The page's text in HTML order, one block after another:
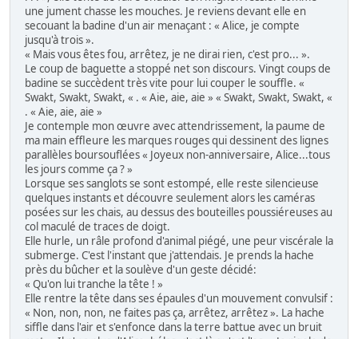
une jument chasse les mouches. Je reviens devant elle en
secouant la badine d'un air menaçant : « Alice, je compte
jusqu'à trois ».
« Mais vous êtes fou, arrêtez, je ne dirai rien, c'est pro... ».
Le coup de baguette a stoppé net son discours. Vingt coups de
badine se succèdent très vite pour lui couper le souffle. «
Swakt, Swakt, Swakt, « . « Aie, aie, aie » « Swakt, Swakt, Swakt, «
. « Aie, aie, aie »
Je contemple mon œuvre avec attendrissement, la paume de
ma main effleure les marques rouges qui dessinent des lignes
parallèles boursouflées « Joyeux non-anniversaire, Alice...tous
les jours comme ça ? »
Lorsque ses sanglots se sont estompé, elle reste silencieuse
quelques instants et découvre seulement alors les caméras
posées sur les chais, au dessus des bouteilles poussiéreuses au
col maculé de traces de doigt.
Elle hurle, un râle profond d'animal piégé, une peur viscérale la
submerge. C'est l'instant que j'attendais. Je prends la hache
près du bûcher et la soulève d'un geste décidé:
« Qu'on lui tranche la tête ! »
Elle rentre la tête dans ses épaules d'un mouvement convulsif :
« Non, non, non, ne faites pas ça, arrêtez, arrêtez ». La hache
siffle dans l'air et s'enfonce dans la terre battue avec un bruit